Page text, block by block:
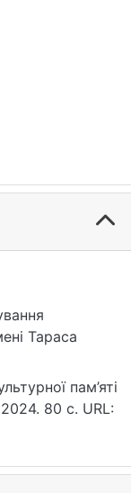
Тараса
пам’яті
80 с. URL: